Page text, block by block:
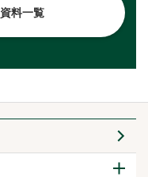
資料一覧